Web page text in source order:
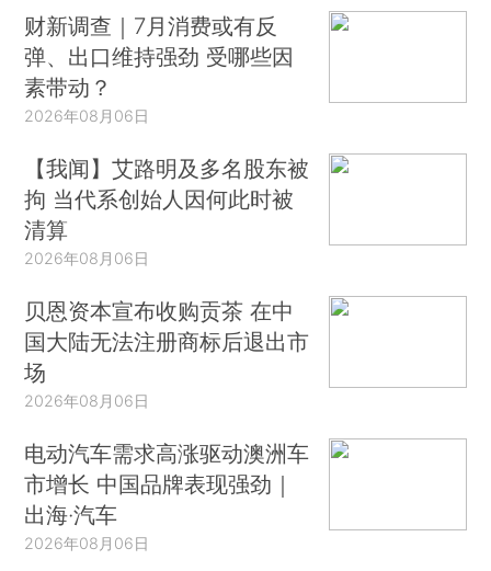
财新调查｜7月消费或有反
弹、出口维持强劲 受哪些因
素带动？
2026年08月06日
【我闻】艾路明及多名股东被
拘 当代系创始人因何此时被
清算
2026年08月06日
贝恩资本宣布收购贡茶 在中
国大陆无法注册商标后退出市
场
2026年08月06日
电动汽车需求高涨驱动澳洲车
市增长 中国品牌表现强劲｜
出海·汽车
2026年08月06日